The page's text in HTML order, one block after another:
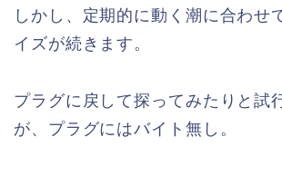
しかし、定期的に動く潮に合わせ
イズが続きます。
プラグに戻して探ってみたりと試
が、プラグにはバイト無し。